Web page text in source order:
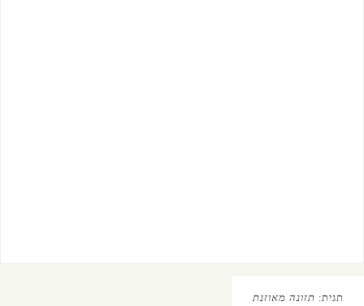
תגית: תזונה מאוזנת